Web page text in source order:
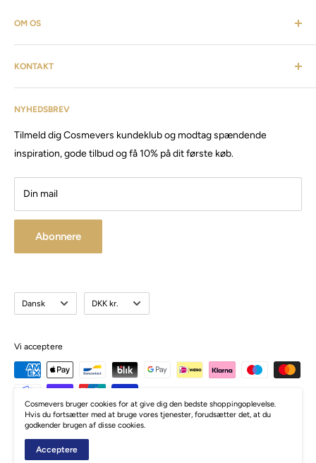
OM OS
finde alt fra frisørartikler, barberudstyr, personlig pleje,
inventar & listen fortsætter. Cosmevers er etableret i 2020, vi
har siden da solgt produkter og maskiner, til både privat &
Besøg vores store butik / showroom i Brabrand.
NYHEDSBREV
Tilmeld dig Cosmevers kundeklub og modtag spændende
inspiration, gode tilbud og få 10% på dit første køb.
Din mail
Abonnere
KONTAKT
CVR: 41 50 56 21
Sprog
Dansk Valuta
DKK kr.
Vi acceptere
© Cosmevers
Drevet af Zormati.dk
Cosmevers bruger cookies for at give dig den bedste shoppingoplevelse.
Hvis du fortsætter med at bruge vores tjenester, forudsætter det, at du
godkender brugen af disse cookies.
Acceptere